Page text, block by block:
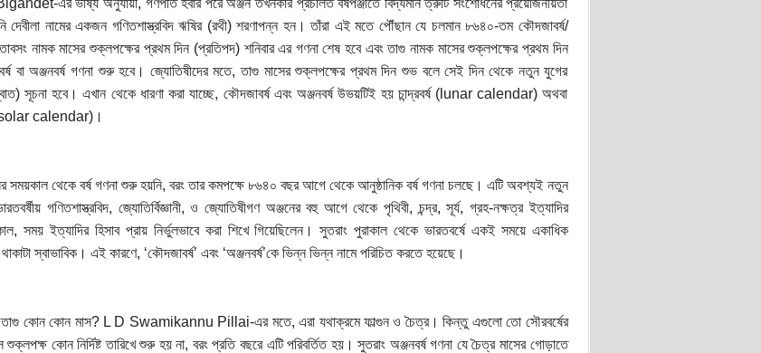
এর ভাষ্য অনুযায়ী, গণপতি হবার পরে অঞ্জন তখনকার প্রচলিত বর্ষপঞ্জীতে বিদ্যমান ত্রুটি সংশোধনের প্রয়োজনীয়তা
নামের একজন গণিতশাস্ত্রবিদ ঋষির (রথী) শরণাপন্ন হন। তাঁরা এই মতে পৌঁছান যে চলমান ৮৬৪০-তম কৌদজাবর্ষ/
তাবসং নামক মাসের শুক্লপক্ষের প্রথম দিন (প্রতিপদ) শনিবার এর গণনা শেষ হবে এবং তাগু নামক মাসের শুক্লপক্ষের প্রথম দিন
বা অঞ্জনবর্ষ গণনা শুরু হবে। জ্যোতিষীদের মতে, তাগু মাসের শুক্লপক্ষের প্রথম দিন শুভ বলে সেই দিন থেকে নতুন যুগের
সূচনা হবে। এখান থেকে ধারণা করা যাচ্ছে, কৌদজাবর্ষ এবং অঞ্জনবর্ষ উভয়টিই হয় চান্দ্রবর্ষ (lunar calendar) অথবা
calendar)।
সময়কাল থেকে বর্ষ গণনা শুরু হয়নি, বরং তার কমপক্ষে ৮৬৪০ বছর আগে থেকে আনুষ্ঠানিক বর্ষ গণনা চলছে। এটি অবশ্যই নতুন
গণিতশাস্ত্রবিদ, জ্যোতির্বিজ্ঞানী, ও জ্যোতিষীগণ অঞ্জনের বহু আগে থেকে পৃথিবী, চন্দ্র, সূর্য, গ্রহ-নক্ষত্র ইত্যাদির
সময় ইত্যাদির হিসাব প্রায় নির্ভুলভাবে করা শিখে গিয়েছিলেন। সুতরাং পুরাকাল থেকে ভারতবর্ষে একই সময়ে একাধিক
স্বাভাবিক। এই কারণে, ‘কৌদজাবর্ষ’ এবং ‘অঞ্জনবর্ষ’কে ভিন্ন ভিন্ন নামে পরিচিত করতে হয়েছে।
তাগু কোন কোন মাস? L D Swamikannu Pillai-এর মতে, এরা যথাক্রমে ফাল্গুন ও চৈত্র। কিন্তু এগুলো তো সৌরবর্ষের
শুক্লপক্ষ কোন নির্দিষ্ট তারিখে শুরু হয় না, বরং প্রতি বছরে এটি পরিবর্তিত হয়। সুতরাং অঞ্জনবর্ষ গণনা যে চৈত্র মাসের গোড়াতে